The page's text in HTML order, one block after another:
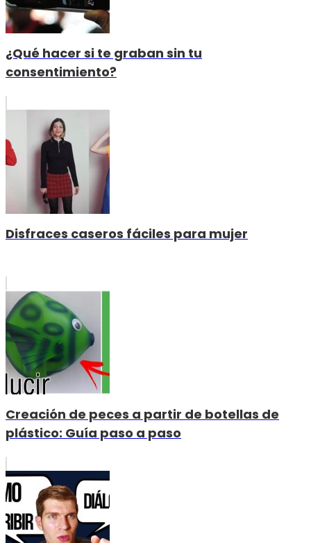
¿Qué hacer si te graban sin tu
consentimiento?
Disfraces caseros fáciles para mujer
Creación de peces a partir de botellas de
plástico: Guía paso a paso